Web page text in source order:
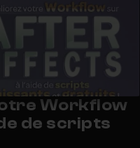
Workflow
de scripts